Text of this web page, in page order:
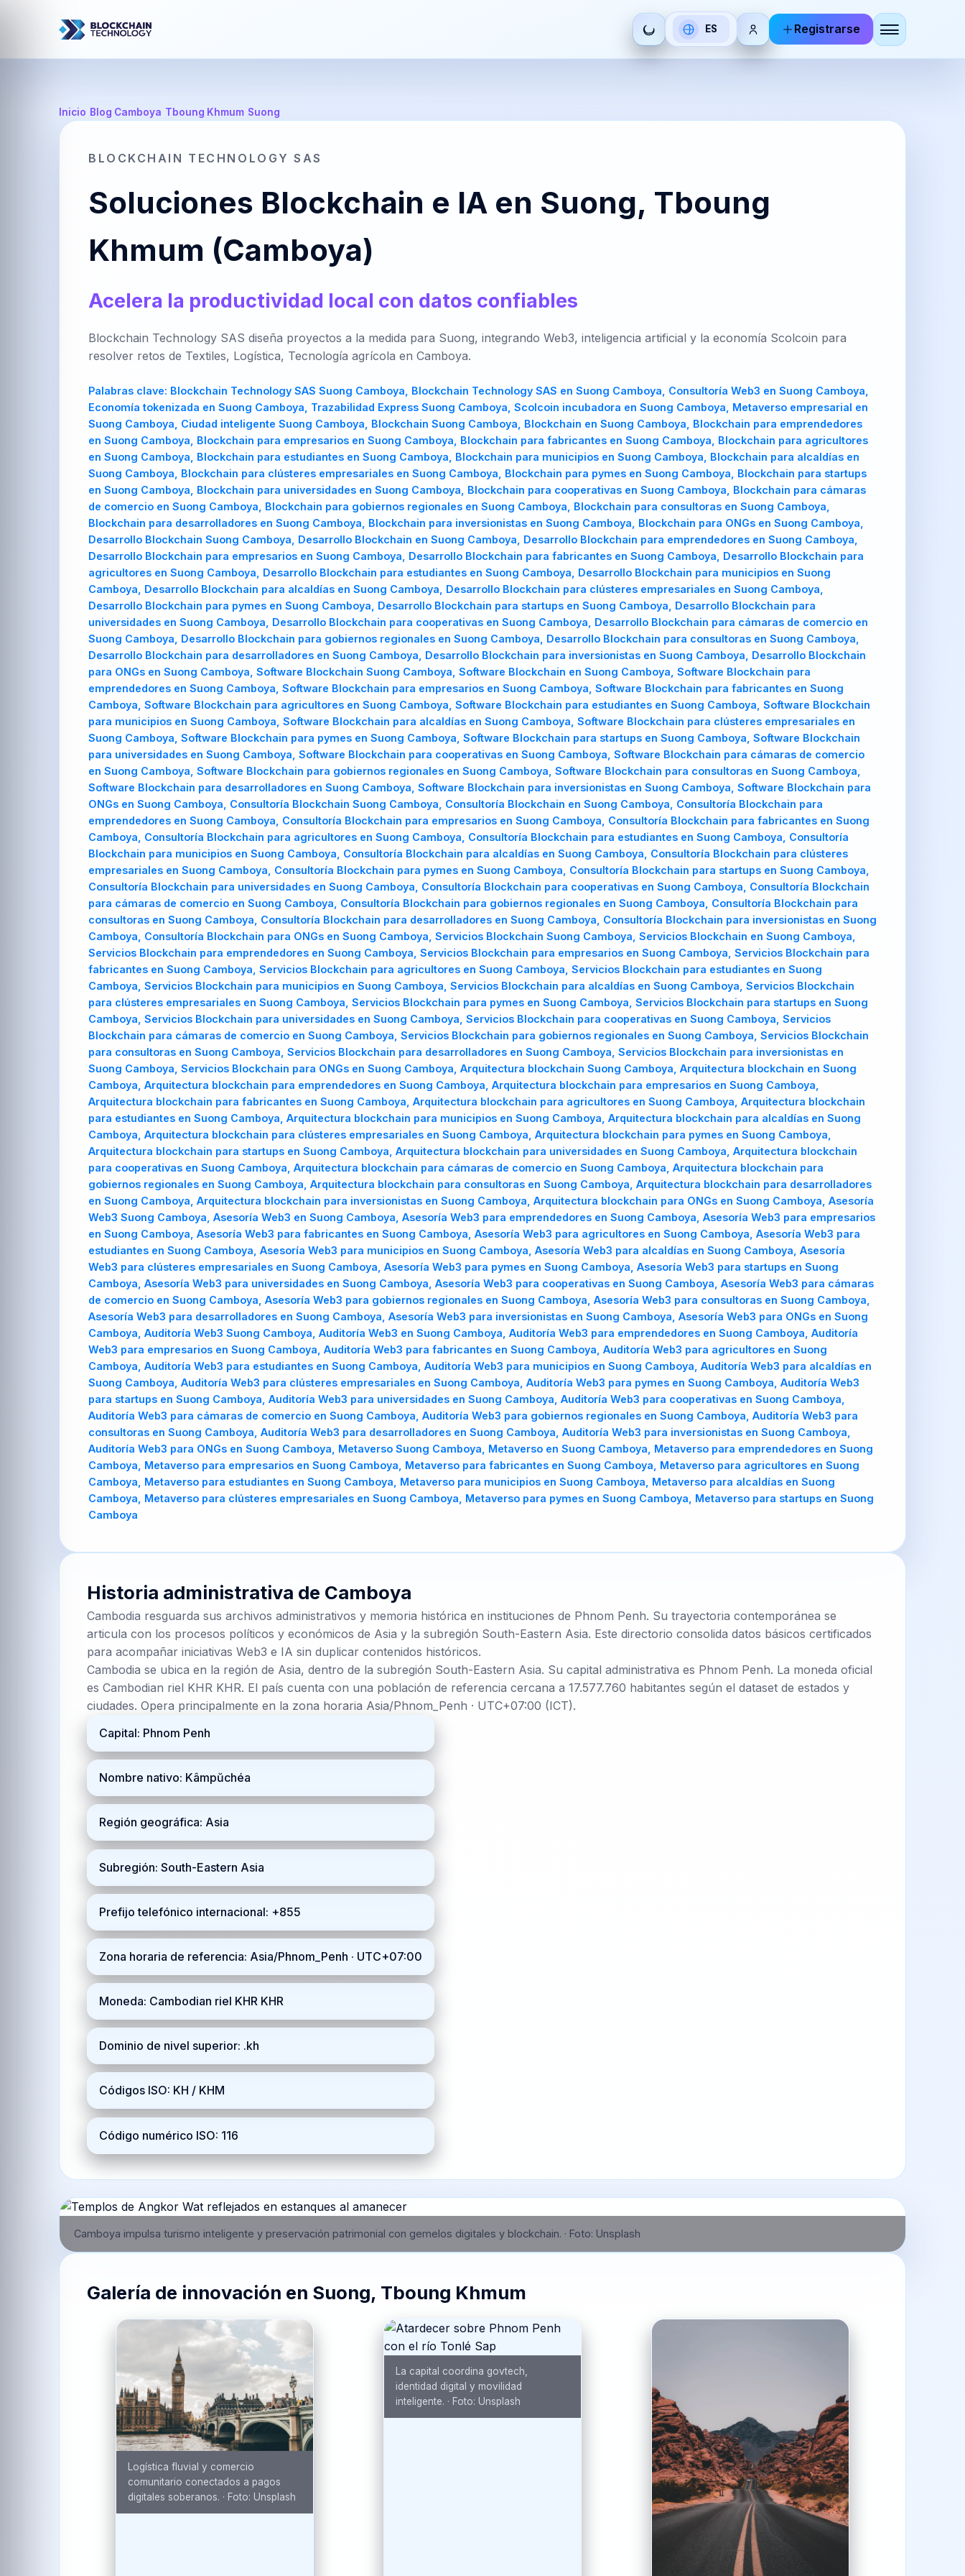
Seleccionar
idioma
ES
Español English Français हिन्दी Deutsch Русский
中文 日本語
PT
Português العربية
BR
Brezhoneg 한국어
BR
Português
Nederlands
TR
Türkçe
UK
Українська
PL
Polski
Registrarse
Inicio Blog Camboya Tboung Khmum Suong
BLOCKCHAIN TECHNOLOGY SAS
Soluciones Blockchain e IA en Suong, Tboung
Khmum (Camboya)
Acelera la productividad local con datos confiables
Blockchain Technology SAS diseña proyectos a la medida para Suong, integrando Web3, inteligencia artificial y la economía Scolcoin para
resolver retos de Textiles, Logística, Tecnología agrícola en Camboya.
Palabras clave: Blockchain Technology SAS Suong Camboya, Blockchain Technology SAS en Suong Camboya, Consultoría Web3 en Suong Camboya,
Economía tokenizada en Suong Camboya, Trazabilidad Express Suong Camboya, Scolcoin incubadora en Suong Camboya, Metaverso empresarial en
Suong Camboya, Ciudad inteligente Suong Camboya, Blockchain Suong Camboya, Blockchain en Suong Camboya, Blockchain para emprendedores
en Suong Camboya, Blockchain para empresarios en Suong Camboya, Blockchain para fabricantes en Suong Camboya, Blockchain para agricultores
en Suong Camboya, Blockchain para estudiantes en Suong Camboya, Blockchain para municipios en Suong Camboya, Blockchain para alcaldías en
Suong Camboya, Blockchain para clústeres empresariales en Suong Camboya, Blockchain para pymes en Suong Camboya, Blockchain para startups
en Suong Camboya, Blockchain para universidades en Suong Camboya, Blockchain para cooperativas en Suong Camboya, Blockchain para cámaras
de comercio en Suong Camboya, Blockchain para gobiernos regionales en Suong Camboya, Blockchain para consultoras en Suong Camboya,
Blockchain para desarrolladores en Suong Camboya, Blockchain para inversionistas en Suong Camboya, Blockchain para ONGs en Suong Camboya,
Desarrollo Blockchain Suong Camboya, Desarrollo Blockchain en Suong Camboya, Desarrollo Blockchain para emprendedores en Suong Camboya,
Desarrollo Blockchain para empresarios en Suong Camboya, Desarrollo Blockchain para fabricantes en Suong Camboya, Desarrollo Blockchain para
agricultores en Suong Camboya, Desarrollo Blockchain para estudiantes en Suong Camboya, Desarrollo Blockchain para municipios en Suong
Camboya, Desarrollo Blockchain para alcaldías en Suong Camboya, Desarrollo Blockchain para clústeres empresariales en Suong Camboya,
Desarrollo Blockchain para pymes en Suong Camboya, Desarrollo Blockchain para startups en Suong Camboya, Desarrollo Blockchain para
universidades en Suong Camboya, Desarrollo Blockchain para cooperativas en Suong Camboya, Desarrollo Blockchain para cámaras de comercio en
Suong Camboya, Desarrollo Blockchain para gobiernos regionales en Suong Camboya, Desarrollo Blockchain para consultoras en Suong Camboya,
Desarrollo Blockchain para desarrolladores en Suong Camboya, Desarrollo Blockchain para inversionistas en Suong Camboya, Desarrollo Blockchain
para ONGs en Suong Camboya, Software Blockchain Suong Camboya, Software Blockchain en Suong Camboya, Software Blockchain para
emprendedores en Suong Camboya, Software Blockchain para empresarios en Suong Camboya, Software Blockchain para fabricantes en Suong
Camboya, Software Blockchain para agricultores en Suong Camboya, Software Blockchain para estudiantes en Suong Camboya, Software Blockchain
para municipios en Suong Camboya, Software Blockchain para alcaldías en Suong Camboya, Software Blockchain para clústeres empresariales en
Suong Camboya, Software Blockchain para pymes en Suong Camboya, Software Blockchain para startups en Suong Camboya, Software Blockchain
para universidades en Suong Camboya, Software Blockchain para cooperativas en Suong Camboya, Software Blockchain para cámaras de comercio
en Suong Camboya, Software Blockchain para gobiernos regionales en Suong Camboya, Software Blockchain para consultoras en Suong Camboya,
Software Blockchain para desarrolladores en Suong Camboya, Software Blockchain para inversionistas en Suong Camboya, Software Blockchain para
ONGs en Suong Camboya, Consultoría Blockchain Suong Camboya, Consultoría Blockchain en Suong Camboya, Consultoría Blockchain para
emprendedores en Suong Camboya, Consultoría Blockchain para empresarios en Suong Camboya, Consultoría Blockchain para fabricantes en Suong
Camboya, Consultoría Blockchain para agricultores en Suong Camboya, Consultoría Blockchain para estudiantes en Suong Camboya, Consultoría
Blockchain para municipios en Suong Camboya, Consultoría Blockchain para alcaldías en Suong Camboya, Consultoría Blockchain para clústeres
empresariales en Suong Camboya, Consultoría Blockchain para pymes en Suong Camboya, Consultoría Blockchain para startups en Suong Camboya,
Consultoría Blockchain para universidades en Suong Camboya, Consultoría Blockchain para cooperativas en Suong Camboya, Consultoría Blockchain
para cámaras de comercio en Suong Camboya, Consultoría Blockchain para gobiernos regionales en Suong Camboya, Consultoría Blockchain para
consultoras en Suong Camboya, Consultoría Blockchain para desarrolladores en Suong Camboya, Consultoría Blockchain para inversionistas en Suong
Camboya, Consultoría Blockchain para ONGs en Suong Camboya, Servicios Blockchain Suong Camboya, Servicios Blockchain en Suong Camboya,
Servicios Blockchain para emprendedores en Suong Camboya, Servicios Blockchain para empresarios en Suong Camboya, Servicios Blockchain para
fabricantes en Suong Camboya, Servicios Blockchain para agricultores en Suong Camboya, Servicios Blockchain para estudiantes en Suong
Camboya, Servicios Blockchain para municipios en Suong Camboya, Servicios Blockchain para alcaldías en Suong Camboya, Servicios Blockchain
para clústeres empresariales en Suong Camboya, Servicios Blockchain para pymes en Suong Camboya, Servicios Blockchain para startups en Suong
Camboya, Servicios Blockchain para universidades en Suong Camboya, Servicios Blockchain para cooperativas en Suong Camboya, Servicios
Blockchain para cámaras de comercio en Suong Camboya, Servicios Blockchain para gobiernos regionales en Suong Camboya, Servicios Blockchain
para consultoras en Suong Camboya, Servicios Blockchain para desarrolladores en Suong Camboya, Servicios Blockchain para inversionistas en
Suong Camboya, Servicios Blockchain para ONGs en Suong Camboya, Arquitectura blockchain Suong Camboya, Arquitectura blockchain en Suong
Camboya, Arquitectura blockchain para emprendedores en Suong Camboya, Arquitectura blockchain para empresarios en Suong Camboya,
Arquitectura blockchain para fabricantes en Suong Camboya, Arquitectura blockchain para agricultores en Suong Camboya, Arquitectura blockchain
para estudiantes en Suong Camboya, Arquitectura blockchain para municipios en Suong Camboya, Arquitectura blockchain para alcaldías en Suong
Camboya, Arquitectura blockchain para clústeres empresariales en Suong Camboya, Arquitectura blockchain para pymes en Suong Camboya,
Arquitectura blockchain para startups en Suong Camboya, Arquitectura blockchain para universidades en Suong Camboya, Arquitectura blockchain
para cooperativas en Suong Camboya, Arquitectura blockchain para cámaras de comercio en Suong Camboya, Arquitectura blockchain para
gobiernos regionales en Suong Camboya, Arquitectura blockchain para consultoras en Suong Camboya, Arquitectura blockchain para desarrolladores
en Suong Camboya, Arquitectura blockchain para inversionistas en Suong Camboya, Arquitectura blockchain para ONGs en Suong Camboya, Asesoría
Web3 Suong Camboya, Asesoría Web3 en Suong Camboya, Asesoría Web3 para emprendedores en Suong Camboya, Asesoría Web3 para empresarios
en Suong Camboya, Asesoría Web3 para fabricantes en Suong Camboya, Asesoría Web3 para agricultores en Suong Camboya, Asesoría Web3 para
estudiantes en Suong Camboya, Asesoría Web3 para municipios en Suong Camboya, Asesoría Web3 para alcaldías en Suong Camboya, Asesoría
Web3 para clústeres empresariales en Suong Camboya, Asesoría Web3 para pymes en Suong Camboya, Asesoría Web3 para startups en Suong
Camboya, Asesoría Web3 para universidades en Suong Camboya, Asesoría Web3 para cooperativas en Suong Camboya, Asesoría Web3 para cámaras
de comercio en Suong Camboya, Asesoría Web3 para gobiernos regionales en Suong Camboya, Asesoría Web3 para consultoras en Suong Camboya,
Asesoría Web3 para desarrolladores en Suong Camboya, Asesoría Web3 para inversionistas en Suong Camboya, Asesoría Web3 para ONGs en Suong
Camboya, Auditoría Web3 Suong Camboya, Auditoría Web3 en Suong Camboya, Auditoría Web3 para emprendedores en Suong Camboya, Auditoría
Web3 para empresarios en Suong Camboya, Auditoría Web3 para fabricantes en Suong Camboya, Auditoría Web3 para agricultores en Suong
Camboya, Auditoría Web3 para estudiantes en Suong Camboya, Auditoría Web3 para municipios en Suong Camboya, Auditoría Web3 para alcaldías en
Suong Camboya, Auditoría Web3 para clústeres empresariales en Suong Camboya, Auditoría Web3 para pymes en Suong Camboya, Auditoría Web3
para startups en Suong Camboya, Auditoría Web3 para universidades en Suong Camboya, Auditoría Web3 para cooperativas en Suong Camboya,
Auditoría Web3 para cámaras de comercio en Suong Camboya, Auditoría Web3 para gobiernos regionales en Suong Camboya, Auditoría Web3 para
consultoras en Suong Camboya, Auditoría Web3 para desarrolladores en Suong Camboya, Auditoría Web3 para inversionistas en Suong Camboya,
Auditoría Web3 para ONGs en Suong Camboya, Metaverso Suong Camboya, Metaverso en Suong Camboya, Metaverso para emprendedores en Suong
Camboya, Metaverso para empresarios en Suong Camboya, Metaverso para fabricantes en Suong Camboya, Metaverso para agricultores en Suong
Camboya, Metaverso para estudiantes en Suong Camboya, Metaverso para municipios en Suong Camboya, Metaverso para alcaldías en Suong
Camboya, Metaverso para clústeres empresariales en Suong Camboya, Metaverso para pymes en Suong Camboya, Metaverso para startups en Suong
Camboya
Historia administrativa de Camboya
Cambodia resguarda sus archivos administrativos y memoria histórica en instituciones de Phnom Penh. Su trayectoria contemporánea se
articula con los procesos políticos y económicos de Asia y la subregión South-Eastern Asia. Este directorio consolida datos básicos certificados
para acompañar iniciativas Web3 e IA sin duplicar contenidos históricos.
Cambodia se ubica en la región de Asia, dentro de la subregión South-Eastern Asia. Su capital administrativa es Phnom Penh. La moneda oficial
es Cambodian riel KHR KHR. El país cuenta con una población de referencia cercana a 17.577.760 habitantes según el dataset de estados y
ciudades. Opera principalmente en la zona horaria Asia/Phnom_Penh · UTC+07:00 (ICT).
Capital: Phnom Penh
Nombre nativo: Kâmpŭchéa
Región geográfica: Asia
Subregión: South-Eastern Asia
Prefijo telefónico internacional: +855
Zona horaria de referencia: Asia/Phnom_Penh · UTC+07:00
Moneda: Cambodian riel KHR KHR
Dominio de nivel superior: .kh
Códigos ISO: KH / KHM
Código numérico ISO: 116
Camboya impulsa turismo inteligente y preservación patrimonial con gemelos digitales y blockchain. · Foto: Unsplash
Galería de innovación en Suong, Tboung Khmum
Logística fluvial y comercio
comunitario conectados a pagos
digitales soberanos. · Foto: Unsplash
La capital coordina govtech,
identidad digital y movilidad
inteligente. · Foto: Unsplash